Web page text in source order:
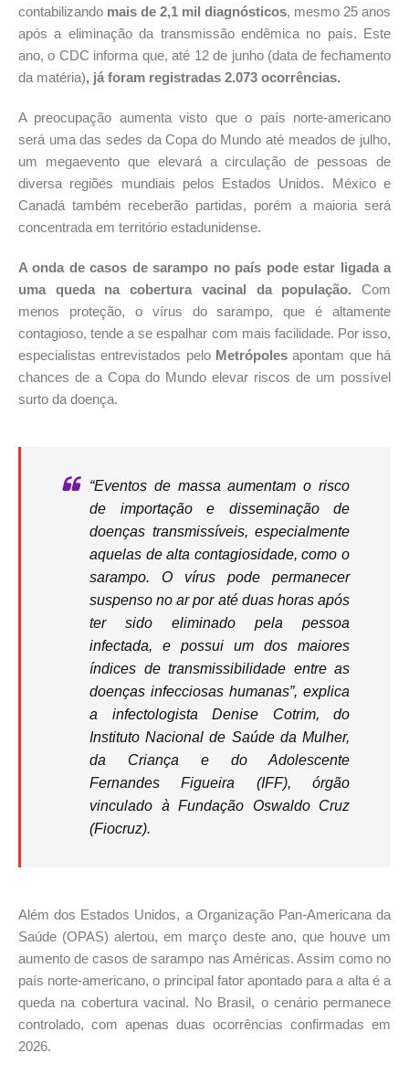
contabilizando mais de 2,1 mil diagnósticos, mesmo 25 anos
após a eliminação da transmissão endêmica no país. Este
ano, o CDC informa que, até 12 de junho (data de fechamento
da matéria), já foram registradas 2.073 ocorrências.
A preocupação aumenta visto que o país norte-americano
será uma das sedes da Copa do Mundo até meados de julho,
um megaevento que elevará a circulação de pessoas de
diversa regiões mundiais pelos Estados Unidos. México e
Canadá também receberão partidas, porém a maioria será
concentrada em território estadunidense.
A onda de casos de sarampo no país pode estar ligada a
uma queda na cobertura vacinal da população. Com
menos proteção, o vírus do sarampo, que é altamente
contagioso, tende a se espalhar com mais facilidade. Por isso,
especialistas entrevistados pelo Metrópoles apontam que há
chances de a Copa do Mundo elevar riscos de um possível
surto da doença.
“Eventos de massa aumentam o risco
de importação e disseminação de
doenças transmissíveis, especialmente
aquelas de alta contagiosidade, como o
sarampo. O vírus pode permanecer
suspenso no ar por até duas horas após
ter sido eliminado pela pessoa
infectada, e possui um dos maiores
índices de transmissibilidade entre as
doenças infecciosas humanas”, explica
a infectologista Denise Cotrim, do
Instituto Nacional de Saúde da Mulher,
da Criança e do Adolescente
Fernandes Figueira (IFF), órgão
vinculado à Fundação Oswaldo Cruz
(Fiocruz).
Além dos Estados Unidos, a Organização Pan-Americana da
Saúde (OPAS) alertou, em março deste ano, que houve um
aumento de casos de sarampo nas Américas. Assim como no
país norte-americano, o principal fator apontado para a alta é a
queda na cobertura vacinal. No Brasil, o cenário permanece
controlado, com apenas duas ocorrências confirmadas em
2026.